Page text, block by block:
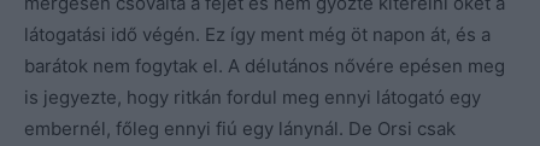
látogatási idő végén. Ez így ment még öt napon át, és a
barátok nem fogytak el. A délutános nővére epésen meg
is jegyezte, hogy ritkán fordul meg ennyi látogató egy
embernél, főleg ennyi fiú egy lánynál. De Orsi csak